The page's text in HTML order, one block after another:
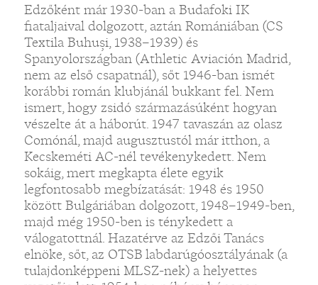
Edzőként már 1930-ban a Budafoki IK
fiataljaival dolgozott, aztán Romániában (CS
Textila Buhuși, 1938–1939) és
Spanyolországban (Athletic Aviación Madrid,
nem az első csapatnál), sőt 1946-ban ismét
korábbi román klubjánál bukkant fel. Nem
ismert, hogy zsidó származásúként hogyan
vészelte át a háborút. 1947 tavaszán az olasz
Comónál, majd augusztustól már itthon, a
Kecskeméti AC-nél tevékenykedett. Nem
sokáig, mert megkapta élete egyik
legfontosabb megbízatását: 1948 és 1950
között Bulgáriában dolgozott, 1948–1949-ben,
majd még 1950-ben is ténykedett a
válogatottnál. Hazatérve az Edzői Tanács
elnöke, sőt, az OTSB labdarúgóosztályának (a
tulajdonképpeni MLSZ-nek) a helyettes